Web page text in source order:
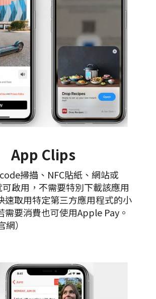
App Clips
掃描、NFC貼紙、網站或
啟用，不需要特別下載該應用
速取用特定第三方應用程式的小
需要消費也可使用Apple Pay。
）